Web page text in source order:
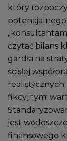
który
potencjalnego
czytać bilans
gardła na
ścisłej
realistycznych
fikcyjnymi
jest
finansowego